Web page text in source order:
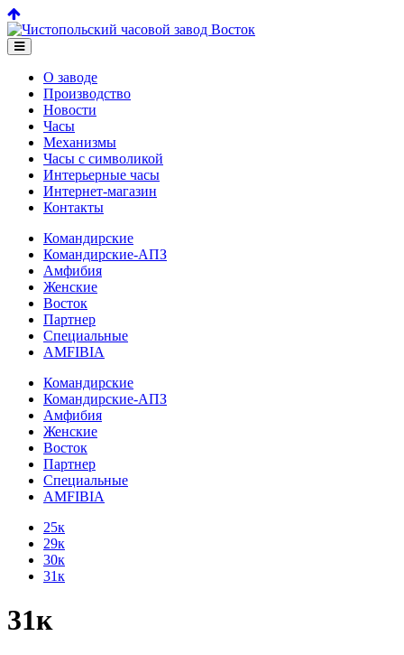
О заводе
Производство
Новости
Часы
Механизмы
Часы с символикой
Интерьерные часы
Интернет-магазин
Контакты
Командирские
Командирские-АПЗ
Амфибия
Женские
Восток
Партнер
Специальные
AMFIBIA
Командирские
Командирские-АПЗ
Амфибия
Женские
Восток
Партнер
Специальные
AMFIBIA
25к
29к
30к
31к
31к